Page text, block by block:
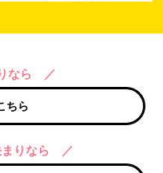
なら ／
ちら
まりなら ／